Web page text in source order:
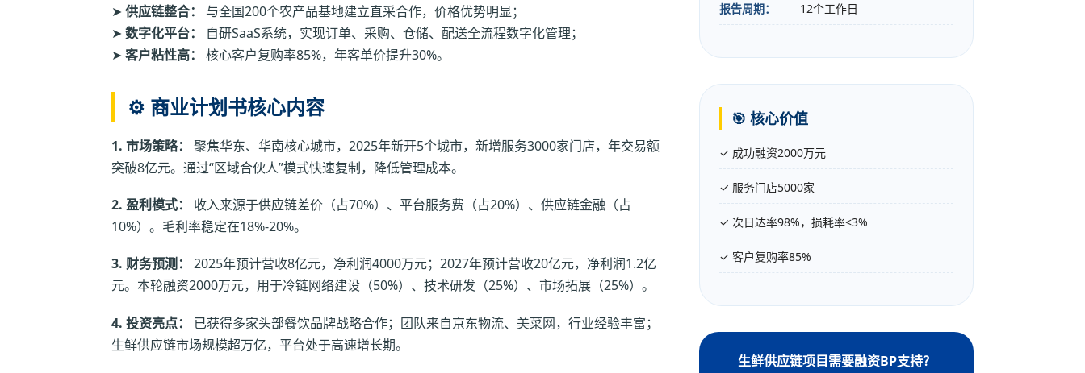
➤ 供应链整合：
与全国200个农产品基地建立直采合作，价格优势明显；
➤ 数字化平台：
自研SaaS系统，实现订单、采购、仓储、配送全流程数字化管理；
➤ 客户粘性高： 核心客户复购率85%，年客单价提升30%。
⚙️ 商业计划书核心内容
1. 市场策略：
聚焦华东、华南核心城市，2025年新开5个城市，新增服务3000家门店，年交易额
突破8亿元。通过“区域合伙人”模式快速复制，降低管理成本。
2. 盈利模式：
收入来源于供应链差价（占70%）、平台服务费（占20%）、供应链金融（占
10%）。毛利率稳定在18%-20%。
3. 财务预测：
2025年预计营收8亿元，净利润4000万元；2027年预计营收20亿元，净利润1.2亿
元。本轮融资2000万元，用于冷链网络建设（50%）、技术研发（25%）、市场拓展（25%）。
4. 投资亮点：
已获得多家头部餐饮品牌战略合作；团队来自京东物流、美菜网，行业经验丰富；
生鲜供应链市场规模超万亿，平台处于高速增长期。
报告周期： 12个工作日
🎯 核心价值
✓ 成功融资2000万元
✓ 服务门店5000家
✓ 次日达率98%，损耗率<3%
✓ 客户复购率85%
生鲜供应链项目需要融资BP支持？